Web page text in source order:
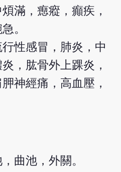
滿，瘛瘲，癲疾，
。
性感冒，肺炎，中
，肱骨外上踝炎，
神經痛，高血壓，
曲池，外關。